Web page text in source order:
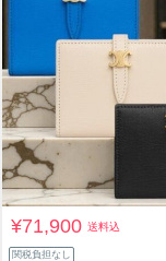
¥71,900送料込
関税負担なし